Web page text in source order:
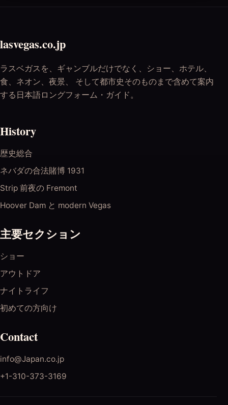
lasvegas.co.jp
ラスベガスを、ギャンブルだけでなく、ショー、ホテル、
食、ネオン、夜景、 そして都市史そのものまで含めて案内
する日本語ロングフォーム・ガイド。
History
歴史総合
ネバダの合法賭博 1931
Strip 前夜の Fremont
Hoover Dam と modern Vegas
主要セクション
ショー
アウトドア
ナイトライフ
初めての方向け
Contact
info@Japan.co.jp
+1-310-373-3169